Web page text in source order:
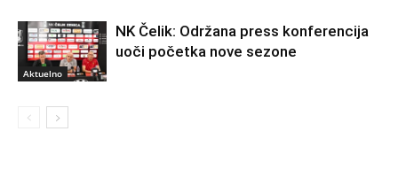
Aktuelno
NK Čelik: Održana press konferencija
uoči početka nove sezone